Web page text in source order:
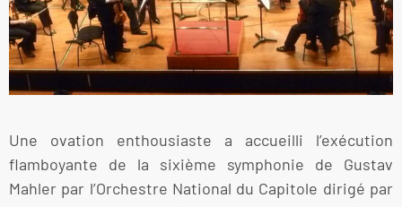
Une ovation enthousiaste a accueilli l’exécution
flamboyante de la sixième symphonie de Gustav
Mahler par l’Orchestre National du Capitole dirigé par